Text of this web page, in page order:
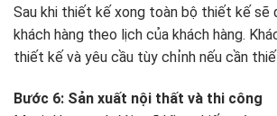
Sau khi thiết kế xong toàn bộ thiết kế sẽ
khách hàng theo lịch của khách hàng.
thiết kế và yêu cầu tùy chỉnh nếu cần
Bước 6: Sản xuất nội thất và thi công